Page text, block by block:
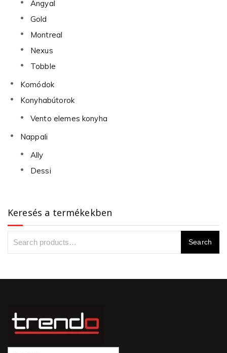
Angyal
Gold
Montreal
Nexus
Tobble
Komódok
Konyhabútorok
Vento elemes konyha
Nappali
Ally
Dessi
Keresés a termékekben